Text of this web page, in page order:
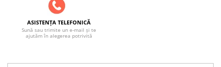
ASISTENȚA TELEFONICĂ
Sună sau trimite un e-mail și te
ajutăm în alegerea potrivită